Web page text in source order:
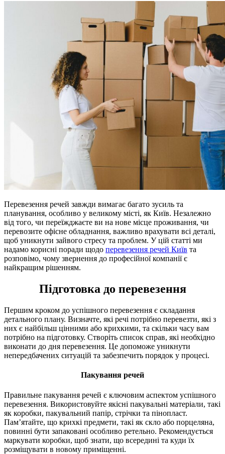
Перевезення речей завжди вимагає багато зусиль та
планування, особливо у великому місті, як Київ. Незалежно
від того, чи переїжджаєте ви на нове місце проживання, чи
перевозите офісне обладнання, важливо врахувати всі деталі,
щоб уникнути зайвого стресу та проблем. У цій статті ми
надамо корисні поради щодо перевезення речей Київ та
розповімо, чому звернення до професійної компанії є
найкращим рішенням.
Підготовка до перевезення
Першим кроком до успішного перевезення є складання
детального плану. Визначте, які речі потрібно перевезти, які з
них є найбільш цінними або крихкими, та скільки часу вам
потрібно на підготовку. Створіть список справ, які необхідно
виконати до дня перевезення. Це допоможе уникнути
непередбачених ситуацій та забезпечить порядок у процесі.
Пакування речей
Правильне пакування речей є ключовим аспектом успішного
перевезення. Використовуйте якісні пакувальні матеріали, такі
як коробки, пакувальний папір, стрічки та пінопласт.
Пам’ятайте, що крихкі предмети, такі як скло або порцеляна,
повинні бути запаковані особливо ретельно. Рекомендується
маркувати коробки, щоб знати, що всередині та куди їх
розміщувати в новому приміщенні.